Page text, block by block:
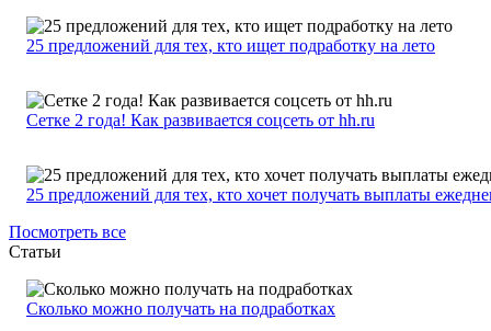
25 предложений для тех, кто ищет подработку на лето
Сетке 2 года! Как развивается соцсеть от hh.ru
25 предложений для тех, кто хочет получать выплаты
Посмотреть все
Статьи
Сколько можно получать на подработках